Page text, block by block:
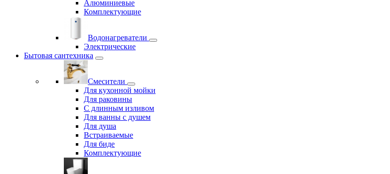
Алюминиевые
Комплектующие
Водонагреватели
Электрические
Бытовая сантехника
Смесители
Для кухонной мойки
Для раковины
С длинным изливом
Для ванны с душем
Для душа
Встраиваемые
Для биде
Комплектующие